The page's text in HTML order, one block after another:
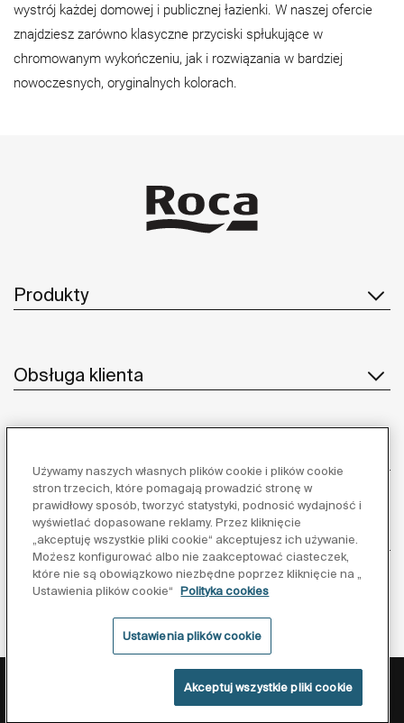
wystrój każdej domowej i publicznej łazienki. W naszej ofercie
znajdziesz zarówno klasyczne przyciski spłukujące w
chromowanym wykończeniu, jak i rozwiązania w bardziej
nowoczesnych, oryginalnych kolorach.
Produkty
Obsługa klienta
Inspiracja
Obserwuj nas:
Polityka ochrony danych
Warunki korzystania z serwisu
Polityka cookies
Używamy naszych własnych plików cookie i plików cookie
stron trzecich, które pomagają prowadzić stronę w
prawidłowy sposób, tworzyć statystyki, podnosić wydajność i
wyświetlać dopasowane reklamy. Przez kliknięcie
„akceptuję wszystkie pliki cookie“ akceptujesz ich używanie.
Możesz konfigurować albo nie zaakceptować ciasteczek,
które nie są obowiązkowo niezbędne poprzez kliknięcie na „
Ustawienia plików cookie“
Polityka cookies
Ustawienia plików cookie
Akceptuj wszystkie pliki cookie